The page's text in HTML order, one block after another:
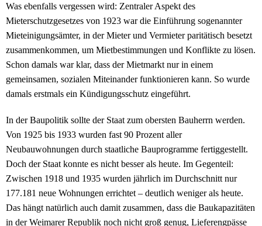
Was ebenfalls vergessen wird: Zentraler Aspekt des
Mieterschutzgesetzes von 1923 war die Einführung sogenannter
Mieteinigungsämter, in der Mieter und Vermieter paritätisch besetzt
zusammenkommen, um Mietbestimmungen und Konflikte zu lösen.
Schon damals war klar, dass der Mietmarkt nur in einem
gemeinsamen, sozialen Miteinander funktionieren kann. So wurde
damals erstmals ein Kündigungsschutz eingeführt.
In der Baupolitik sollte der Staat zum obersten Bauherrn werden.
Von 1925 bis 1933 wurden fast 90 Prozent aller
Neubauwohnungen durch staatliche Bauprogramme fertiggestellt.
Doch der Staat konnte es nicht besser als heute. Im Gegenteil:
Zwischen 1918 und 1935 wurden jährlich im Durchschnitt nur
177.181 neue Wohnungen errichtet – deutlich weniger als heute.
Das hängt natürlich auch damit zusammen, dass die Baukapazitäten
in der Weimarer Republik noch nicht groß genug, Lieferengpässe